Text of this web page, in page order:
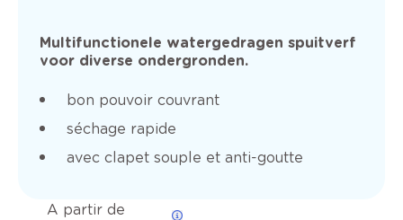
Multifunctionele watergedragen spuitverf
voor diverse ondergronden.
bon pouvoir couvrant
séchage rapide
avec clapet souple et anti-goutte
A partir de